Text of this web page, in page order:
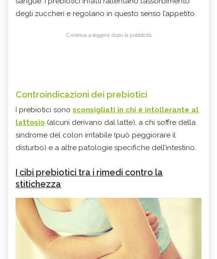
degli zuccheri e regolano in questo senso l’appetito.
Continua a leggere dopo la pubblicità
Controindicazioni dei prebiotici
I prebiotici sono sconsigliati in chi è intollerante al
lattosio (alcuni derivano dal latte), a chi soffre della
sindrome del colon irritabile (può peggiorare il
disturbo) e a altre patologie specifiche dell’intestino.
I cibi prebiotici tra i rimedi contro la
stitichezza